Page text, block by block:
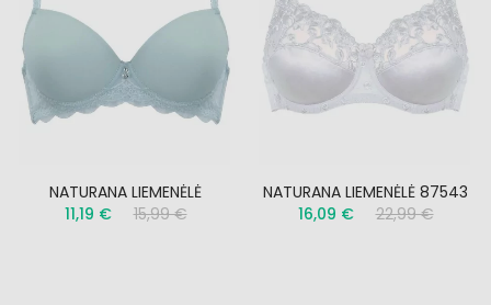
NATURANA LIEMENĖLĖ
11,19 €
15,99 €
NATURANA LIEMENĖLĖ 87543
16,09 €
22,99 €